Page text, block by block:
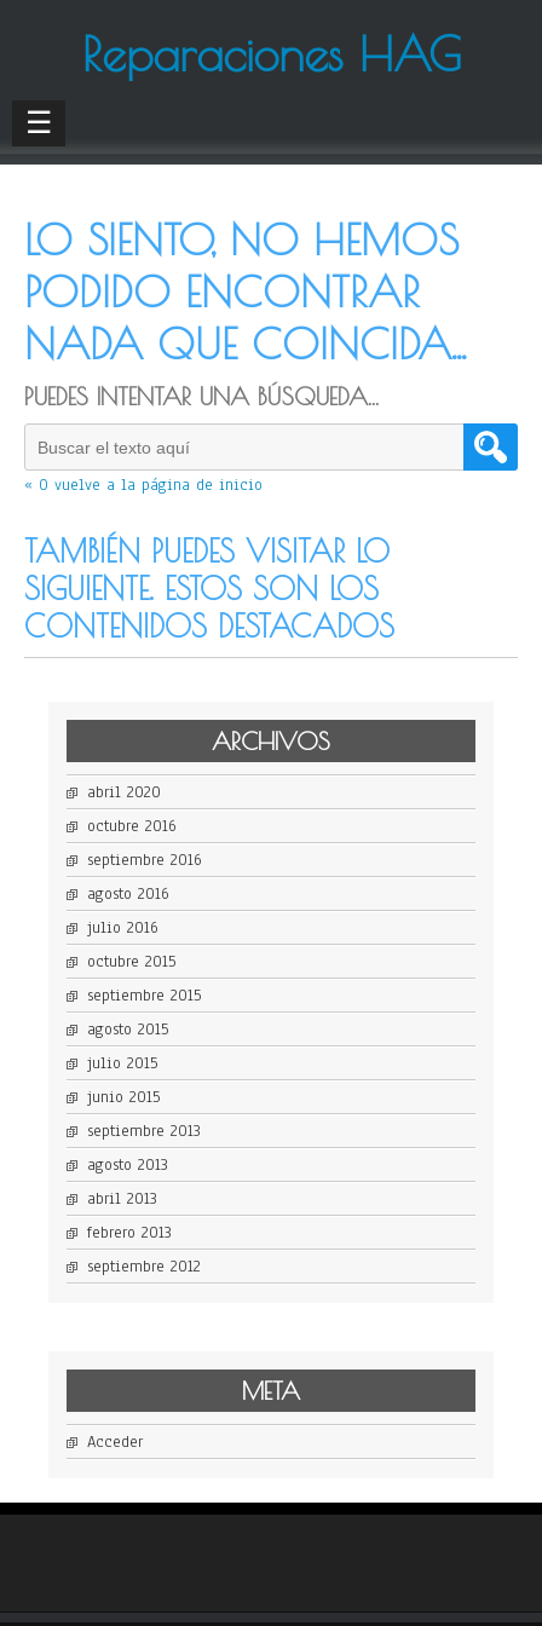
Reparaciones HAG
☰
LO SIENTO, NO HEMOS
PODIDO ENCONTRAR
NADA QUE COINCIDA...
PUEDES INTENTAR UNA BÚSQUEDA...
« O vuelve a la página de inicio
TAMBIÉN PUEDES VISITAR LO
SIGUIENTE. ESTOS SON LOS
CONTENIDOS DESTACADOS
ARCHIVOS
abril 2020
octubre 2016
septiembre 2016
agosto 2016
julio 2016
octubre 2015
septiembre 2015
agosto 2015
julio 2015
junio 2015
septiembre 2013
agosto 2013
abril 2013
febrero 2013
septiembre 2012
META
Acceder